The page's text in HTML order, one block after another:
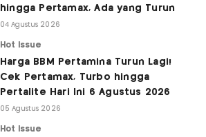
hingga Pertamax, Ada yang Turun
04 Agustus 2026
Hot Issue
Harga BBM Pertamina Turun Lagi!
Cek Pertamax, Turbo hingga
Pertalite Hari Ini 6 Agustus 2026
05 Agustus 2026
Hot Issue